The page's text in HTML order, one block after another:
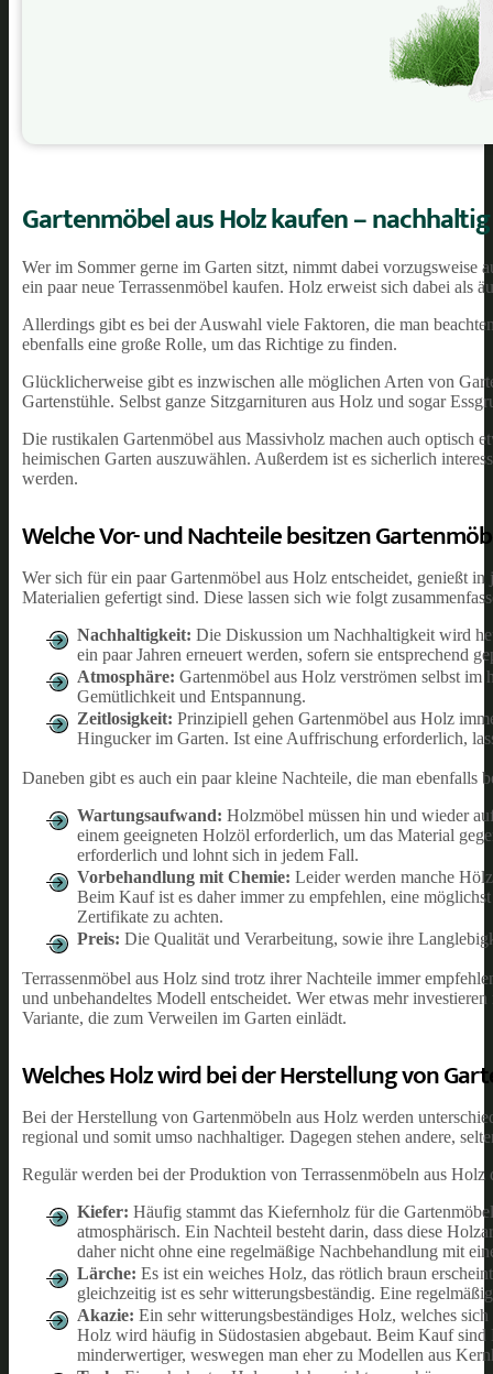
Gartenmöbel aus Holz kaufen –
Wer im Sommer gerne im Garten sitzt, nimmt dabei
ein paar neue Terrassenmöbel kaufen. Holz erweist sich dabei als
Allerdings gibt es bei der Auswahl viele Faktoren, die man
ebenfalls eine große Rolle, um das Richtige zu finden.
Glücklicherweise gibt es inzwischen alle möglichen Arten von
Gartenstühle. Selbst ganze Sitzgarnituren aus Holz und sogar
Die rustikalen Gartenmöbel aus Massivholz machen auch optisch
heimischen Garten auszuwählen. Außerdem ist es sicherlich
werden.
Welche Vor- und Nachteile besitzen
Wer sich für ein paar Gartenmöbel aus Holz entscheidet, genießt
Materialien gefertigt sind. Diese lassen sich wie folgt
Nachhaltigkeit: Die Diskussion um Nachhaltigkeit wird
ein paar Jahren erneuert werden, sofern sie entsprechend
Atmosphäre: Gartenmöbel aus Holz verströmen selbst
Gemütlichkeit und Entspannung.
Zeitlosigkeit: Prinzipiell gehen Gartenmöbel aus Holz
Hingucker im Garten. Ist eine Auffrischung erforderlich,
Daneben gibt es auch ein paar kleine Nachteile, die man ebenfalls
Wartungsaufwand: Holzmöbel müssen hin und wieder
einem geeigneten Holzöl erforderlich, um das Material
erforderlich und lohnt sich in jedem Fall.
Vorbehandlung mit Chemie: Leider werden manche
Beim Kauf ist es daher immer zu empfehlen, eine
Zertifikate zu achten.
Preis: Die Qualität und Verarbeitung, sowie ihre
Terrassenmöbel aus Holz sind trotz ihrer Nachteile immer
und unbehandeltes Modell entscheidet. Wer etwas mehr
Variante, die zum Verweilen im Garten einlädt.
Welches Holz wird bei der Herstellung von
Bei der Herstellung von Gartenmöbeln aus Holz werden
regional und somit umso nachhaltiger. Dagegen stehen andere,
Regulär werden bei der Produktion von Terrassenmöbeln aus
Kiefer: Häufig stammt das Kiefernholz für die
atmosphärisch. Ein Nachteil besteht darin, dass diese
daher nicht ohne eine regelmäßige Nachbehandlung mit
Lärche: Es ist ein weiches Holz, das rötlich braun
gleichzeitig ist es sehr witterungsbeständig. Eine
Akazie: Ein sehr witterungsbeständiges Holz, welches
Holz wird häufig in Südostasien abgebaut. Beim Kauf
minderwertiger, weswegen man eher zu Modellen aus